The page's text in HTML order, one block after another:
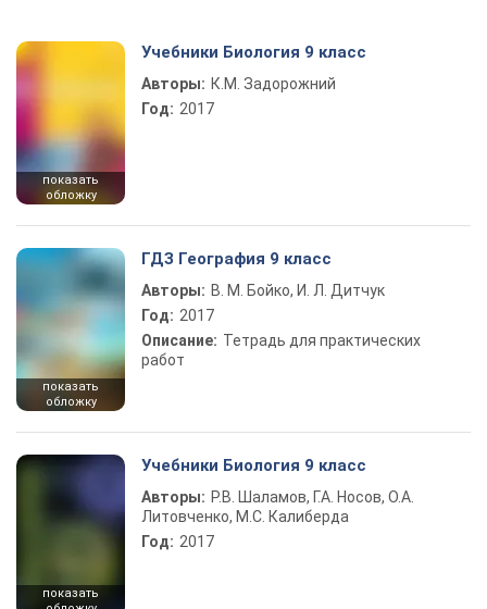
показать
обложку
Учебники Биология 9 класс
Авторы: К.М. Задорожний
Год: 2017
показать
обложку
ГДЗ География 9 класс
Авторы: В. М. Бойко, И. Л. Дитчук
Год: 2017
Описание: Тетрадь для практических
работ
показать
Учебники Биология 9 класс
Авторы: Р.В. Шаламов, Г.А. Носов, О.А.
Литовченко, М.С. Калиберда
Год: 2017